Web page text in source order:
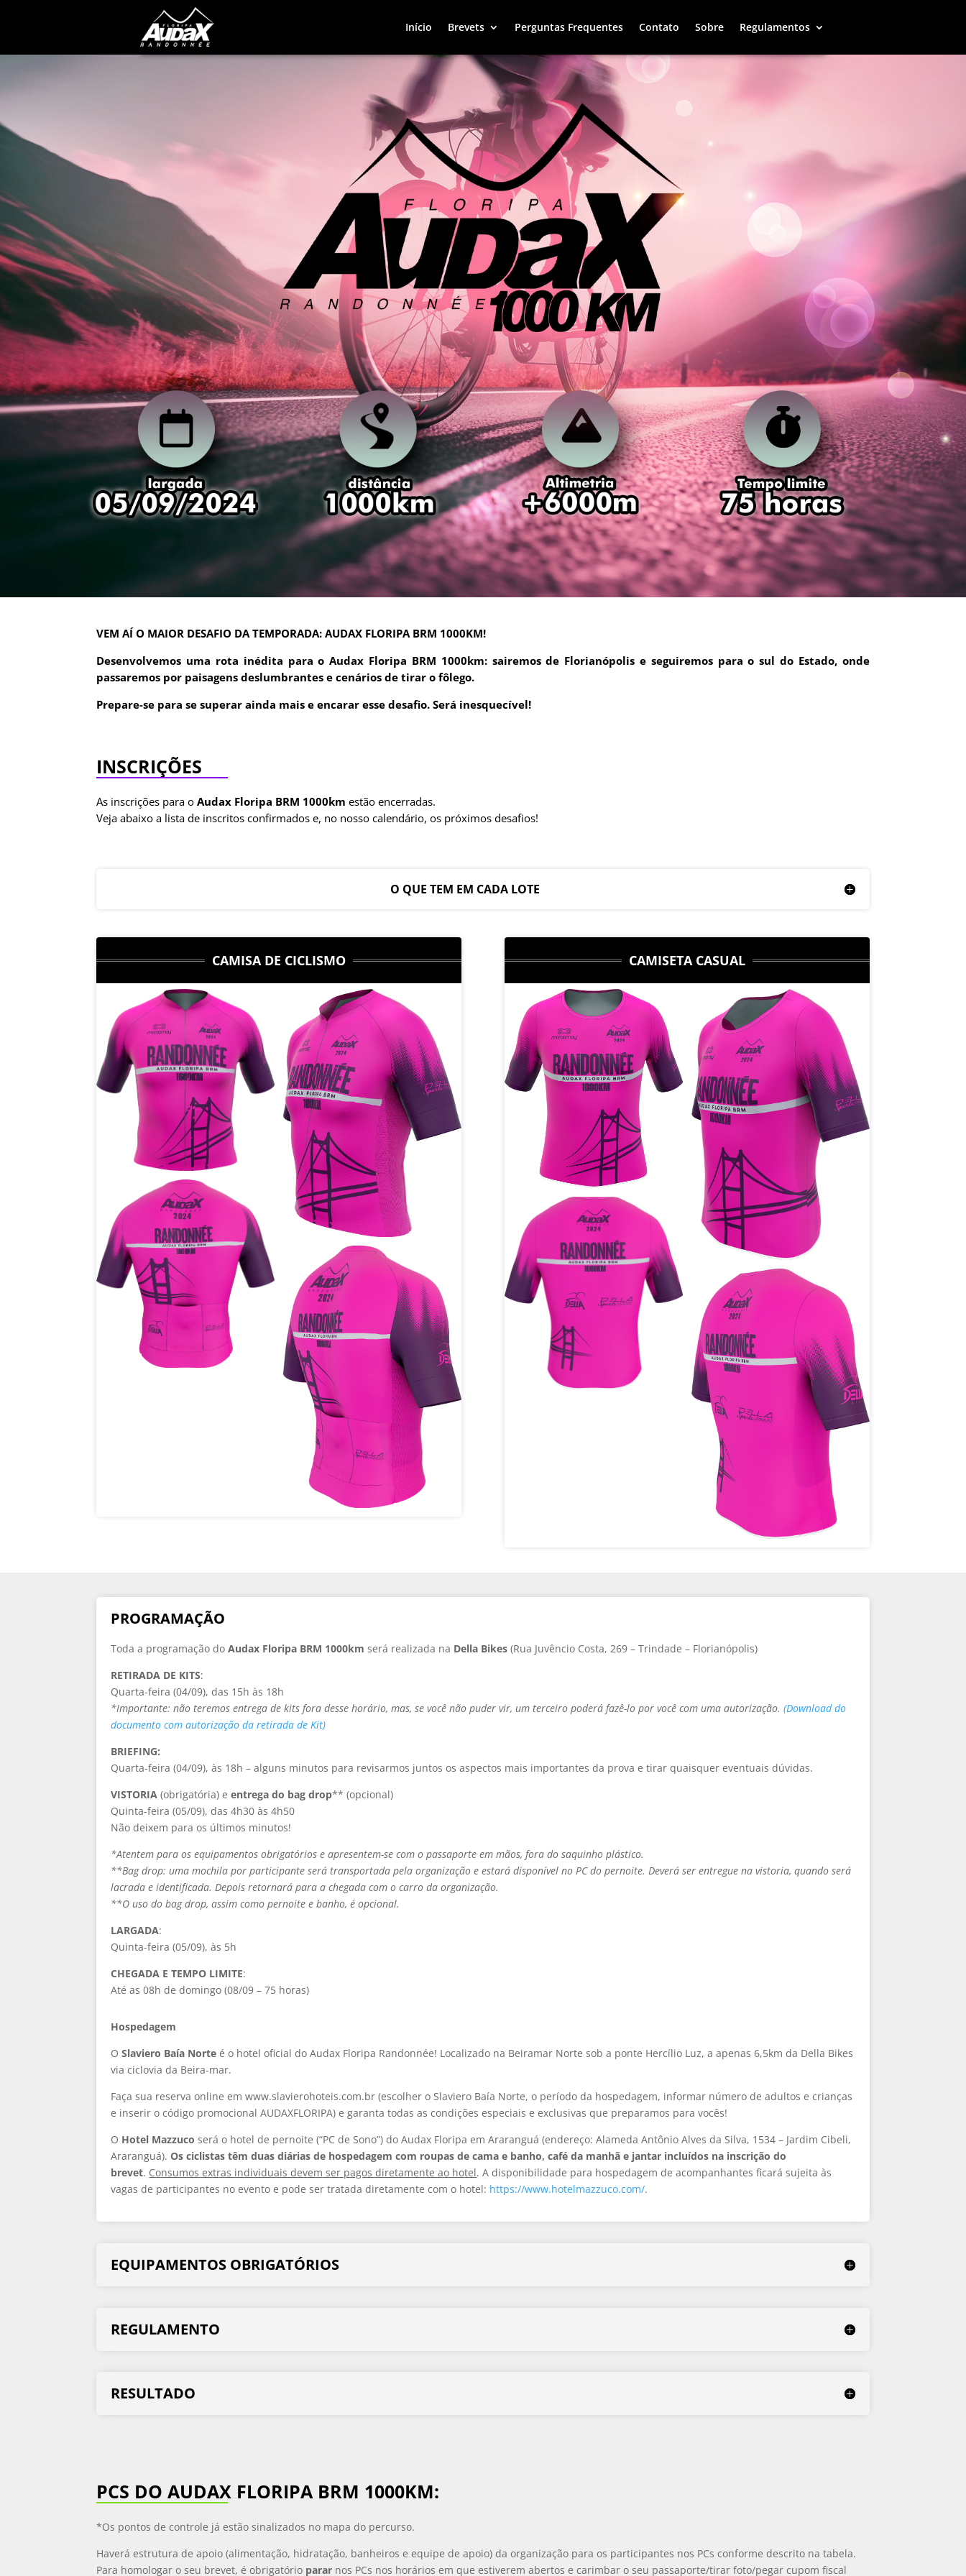
Início Brevets Perguntas Frequentes Contato Sobre Regulamentos
Início Brevets Perguntas Frequentes Contato Sobre Regulamentos
VEM AÍ O MAIOR DESAFIO DA TEMPORADA: AUDAX FLORIPA BRM 1000KM!
Desenvolvemos uma rota inédita para o Audax Floripa BRM 1000km: sairemos de Florianópolis e seguiremos para o sul do Estado, onde
passaremos por paisagens deslumbrantes e cenários de tirar o fôlego.
Prepare-se para se superar ainda mais e encarar esse desafio. Será inesquecível!
INSCRIÇÕES
As inscrições para oAudax Floripa BRM 1000km estão encerradas.
Veja abaixo a lista de inscritos confirmados e, no nosso calendário, os próximos desafios!
O QUE TEM EM CADA LOTE
CAMISA DE CICLISMO CAMISETA CASUAL
PROGRAMAÇÃO
Toda a programação doAudax Floripa BRM 1000km será realizada na Della Bikes (Rua Juvêncio Costa, 269 – Trindade – Florianópolis)
RETIRADA DE KITS:
Quarta-feira (04/09), das 15h às 18h
*Importante: não teremos entrega de kits fora desse horário, mas, se você não puder vir, um terceiro poderá fazê-lo por você com uma autorização.(Download do
documento com autorização da retirada de Kit)
BRIEFING:
Quarta-feira (04/09), às 18h – alguns minutos para revisarmos juntos os aspectos mais importantes da prova e tirar quaisquer eventuais dúvidas.
VISTORIA (obrigatória) eentrega do bag drop** (opcional)
Quinta-feira (05/09), das 4h30 às 4h50
Não deixem para os últimos minutos!
*Atentem para os equipamentos obrigatórios e apresentem-se com o passaporte em mãos, fora do saquinho plástico.
**Bag drop: uma mochila por participante será transportada pela organização e estará disponível no PC do pernoite. Deverá ser entregue na vistoria, quando será
lacrada e identificada. Depois retornará para a chegada com o carro da organização.
**O uso do bag drop, assim como pernoite e banho, é opcional.
LARGADA:
Quinta-feira (05/09), às 5h
CHEGADA E TEMPO LIMITE:
Até as 08hde domingo (08/09 – 75 horas)
Hospedagem
O Slaviero Baía Norte é o hotel oficial do Audax Floripa Randonnée! Localizado na Beiramar Norte sob a ponte Hercílio Luz, a apenas 6,5km da Della Bikes
via ciclovia da Beira-mar.
Faça sua reserva online em www.slavierohoteis.com.br (escolher o Slaviero Baía Norte, o período da hospedagem, informar número de adultos e crianças
e inserir o código promocional AUDAXFLORIPA) e garanta todas as condições especiais e exclusivas que preparamos para vocês!
O Hotel Mazzuco será o hotel de pernoite (“PC de Sono”) do Audax Floripa em Araranguá (endereço: Alameda Antônio Alves da Silva, 1534 – Jardim Cibeli,
Araranguá).Os ciclistas têm duas diárias de hospedagem com roupas de cama e banho, café da manhã e jantar incluídos na inscrição do
brevet. Consumos extras individuais devem ser pagos diretamente ao hotel. A disponibilidade para hospedagem de acompanhantes ficará sujeita às
vagas de participantes no evento e pode ser tratada diretamente com o hotel: https://www.hotelmazzuco.com/.
EQUIPAMENTOS OBRIGATÓRIOS
REGULAMENTO
RESULTADO
PCS DO AUDAX FLORIPA BRM 1000KM:
*Os pontos de controle já estão sinalizados no mapa do percurso.
Haverá estrutura de apoio (alimentação, hidratação, banheiros e equipe de apoio) da organização para os participantes nos PCs conforme descrito na tabela.
Para homologar o seu brevet, é obrigatório parar nos PCs nos horários em que estiverem abertos e carimbar o seu passaporte/tirar foto/pegar cupom fiscal